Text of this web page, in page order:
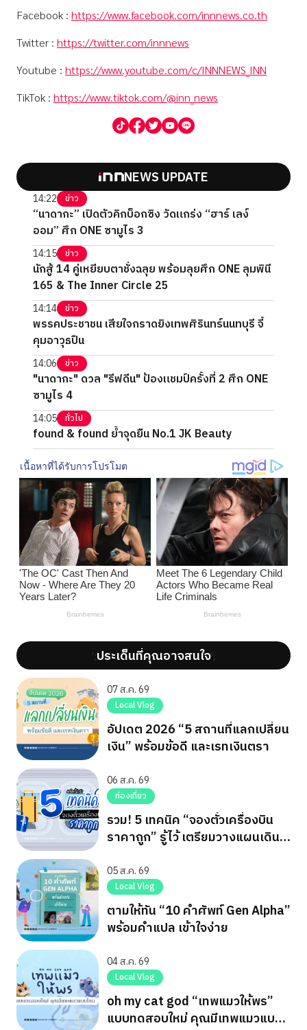
Facebook : https://www.facebook.com/innnews.co.th
Twitter : https://twitter.com/innnews
Youtube : https://www.youtube.com/c/INNNEWS_INN
TikTok : https://www.tiktok.com/@inn_news
NEWS UPDATE
14:22 ข่าว
“นาดากะ” เปิดตัวคิกบ็อกซิง วัดแกร่ง “ฮาร์ เลง์
ออม” ศึก ONE ซามูไร 3
14:15 ข่าว
นักสู้ 14 คู่เหยียบตาชั่งฉลุย พร้อมลุยศึก ONE ลุมพินี
165 & The Inner Circle 25
14:14 ข่าว
พรรคประชาชน เสียใจกราดยิงเทพศิรินทร์นนทบุรี จี้
คุมอาวุธปืน
14:06 ข่าว
"นาดากะ" ดวล "รีฟดีน" ป้องแชมป์ครั้งที่ 2 ศึก ONE
ซามูไร 4
14:05 ทั่วไป
found & found ย้ำจุดยืน No.1 JK Beauty
';ประเด็นที่คุณอาจสนใจ';
07 ส.ค. 69
Local Vlog
อัปเดต 2026 “5 สถานที่แลกเปลี่ยน
เงิน” พร้อมข้อดี และเรทเงินตรา
06 ส.ค. 69
ท่องเที่ยว
รวม! 5 เทคนิค “จองตั๋วเครื่องบิน
ราคาถูก” รู้ไว้ เตรียมวางแผนเดิน
05 ส.ค. 69
Local Vlog
ตามให้ทัน “10 คำศัพท์ Gen Alpha”
พร้อมคำแปล เข้าใจง่าย
04 ส.ค. 69
Local Vlog
oh my cat god “เทพแมวให้พร”
แบบทดสอบใหม่ คุณมีเทพแมวแบบ